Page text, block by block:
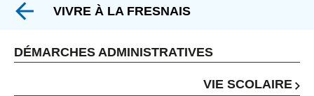
VIVRE À LA FRESNAIS
DÉMARCHES ADMINISTRATIVES
VIE SCOLAIRE